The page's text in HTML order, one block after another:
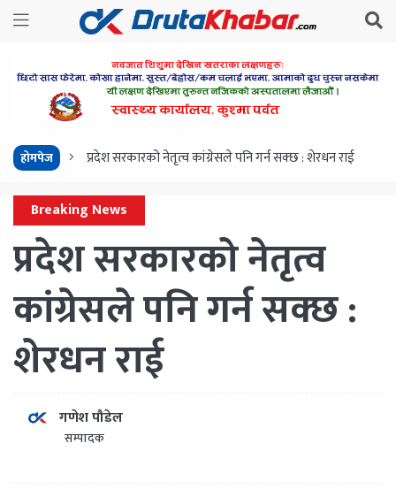
होमपेज प्रदेश सरकारको नेतृत्व कांग्रेसले पनि गर्न सक्छ : शेरधन राई
Breaking News
प्रदेश सरकारको नेतृत्व
कांग्रेसले पनि गर्न सक्छ :
शेरधन राई
गणेश पौडेल
सम्पादक